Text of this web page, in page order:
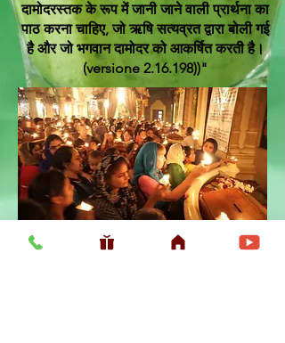
दामोदरस्तक के रूप में जानी जाने वाली प्रार्थना का
पाठ करना चाहिए, जो ऋषि सत्यव्रत द्वारा बोली गई
है और जो भगवान दामोदर को आकर्षित करती है।
(versione 2.16.198))"